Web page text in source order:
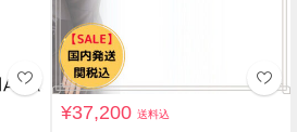
¥37,200送料込